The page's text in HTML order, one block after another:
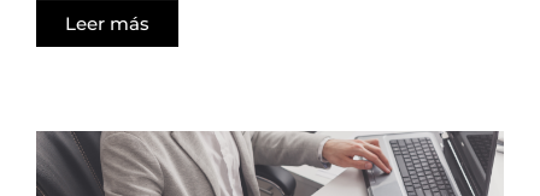
Leer más